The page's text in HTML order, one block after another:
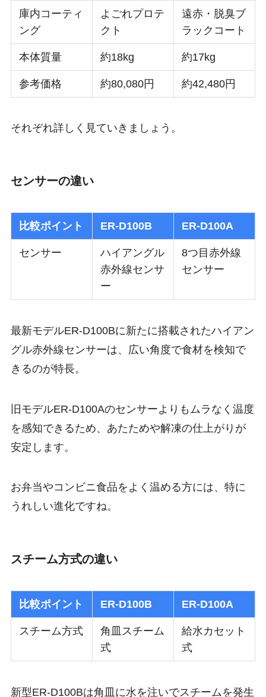
庫内コーティ
ング
よごれプロテ
クト
遠赤・脱臭ブ
ラックコート
本体質量 約18kg 約17kg
参考価格 約80,080円 約42,480円
それぞれ詳しく見ていきましょう。
センサーの違い
比較ポイント ER-D100B ER-D100A
センサー
ハイアングル
赤外線センサ
ー
8つ目赤外線
センサー
最新モデルER-D100Bに新たに搭載されたハイアン
グル赤外線センサーは、広い角度で食材を検知で
きるのが特長。
旧モデルER-D100Aのセンサーよりもムラなく温度
を感知できるため、あたためや解凍の仕上がりが
安定します。
お弁当やコンビニ食品をよく温める方には、特に
うれしい進化ですね。
スチーム方式の違い
比較ポイント ER-D100B ER-D100A
スチーム方式
角皿スチーム
式
給水カセット
式
新型ER-D100Bは角皿に水を注いでスチームを発生